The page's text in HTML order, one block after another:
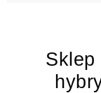
Sklep